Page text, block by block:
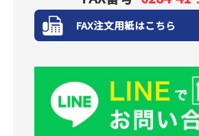
FAX注文用紙はこちら